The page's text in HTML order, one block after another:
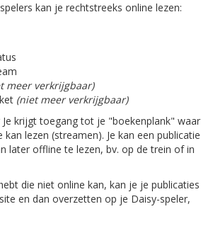
kan je rechtstreeks online lezen:
meer verkrijgbaar)
(niet meer verkrijgbaar)
Je krijgt toegang tot je "boekenplank" waar
lezen (streamen). Je kan een publicatie
later offline te lezen, bv. op de trein of in
die niet online kan, kan je je publicaties
en dan overzetten op je Daisy-speler,